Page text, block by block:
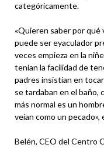
categóricamente.
«Quieren saber por
puede ser eyaculador
veces empieza en la
tenían la facilidad de
padres insistían en
se tardaban en el baño,
más normal es un
veían como un
Belén, CEO del Centro